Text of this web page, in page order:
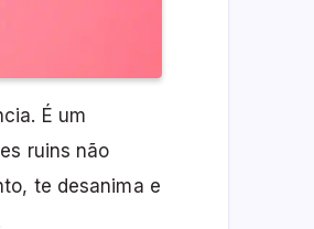
É um
ruins não
te desanima e